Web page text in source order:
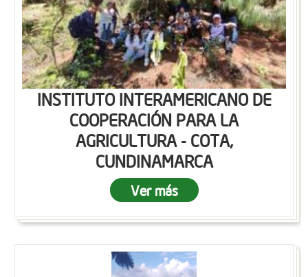
INSTITUTO INTERAMERICANO DE
COOPERACIÓN PARA LA
AGRICULTURA - COTA,
CUNDINAMARCA
Ver más